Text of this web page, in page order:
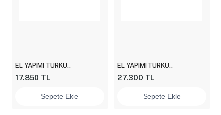
EL YAPIMI TURKU..
17.850 TL
Sepete Ekle
EL YAPIMI TURKU..
27.300 TL
Sepete Ekle